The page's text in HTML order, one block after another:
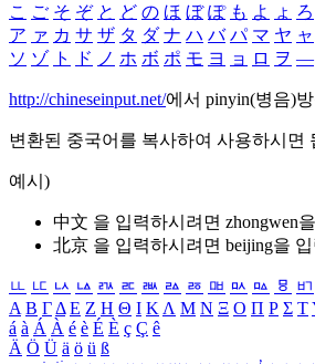
こ ご そ ぞ と ど の ほ ぼ ぽ も よ ょ ろ
ア ァ カ サ ザ タ ダ ナ ハ バ パ マ ヤ ャ
ソ ゾ ト ド ノ ホ ボ ポ モ ヨ ョ ロ ヲ ―
http://chineseinput.net/에서 pinyin(병음)
변환된 중국어를 복사하여 사용하시면
예시)
中文 을 입력하시려면 zhongwen
北京 을 입력하시려면 beijing을
ㅥ ㅦ ㅧ ㅨ ㅩ ㅪ ㅫ ㅬ ㅭ ㅮ ㅯ ㅰ ㅱ ㅲ
Α Β ΓΔ Ε Ζ Η Θ Ι ΚΛ Μ Ν Ξ Ο Π Ρ Σ Τ
á à Á À é è É È ç Ç ê
Ä Ö Ü ä ö ü ß